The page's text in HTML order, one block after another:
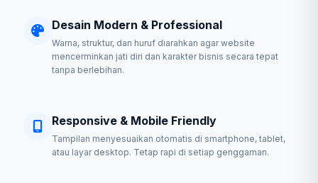
Desain Modern & Professional
Warna, struktur, dan huruf diarahkan agar website
mencerminkan jati diri dan karakter bisnis secara tepat
tanpa berlebihan.
Responsive & Mobile Friendly
Tampilan menyesuaikan otomatis di smartphone, tablet,
atau layar desktop. Tetap rapi di setiap genggaman.